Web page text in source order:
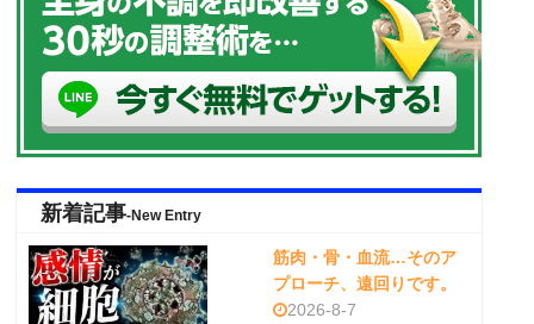
新着記事-New Entry
筋肉・骨・血流…そのア
プローチ、遠回りです。
2026-8-7